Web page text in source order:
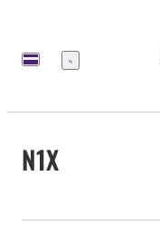
Menu
N1X